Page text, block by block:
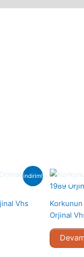
indirim!
Vhs
Orjinal